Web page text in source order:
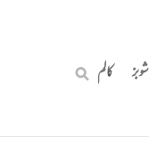
شوبز کالم